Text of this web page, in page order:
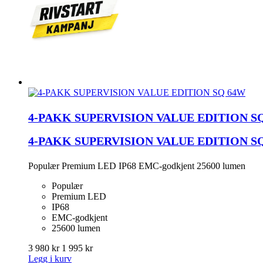
4-PAKK SUPERVISION VALUE EDITION
4-PAKK SUPERVISION VALUE EDITION
Populær Premium LED IP68 EMC-godkjent 25600 lumen
Populær
Premium LED
IP68
EMC-godkjent
25600 lumen
3 980 kr 1 995 kr
Legg i kurv